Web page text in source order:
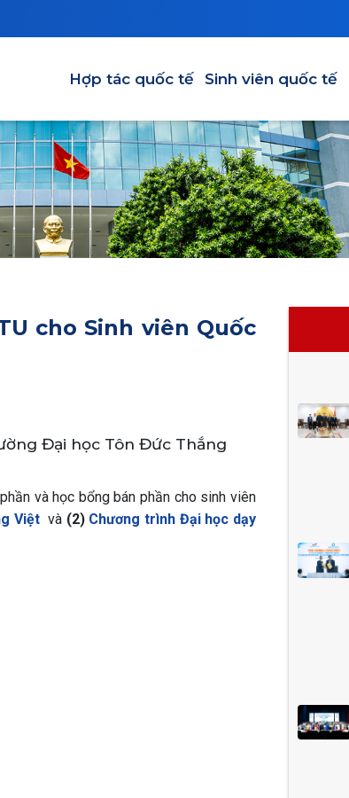
Hợp tác quốc tế Sinh viên quốc tế
cho Sinh viên Quốc
Đại học Tôn Đức Thắng
và học bổng bán phần cho sinh viên
Việtvà (2) Chương trình Đại học dạy